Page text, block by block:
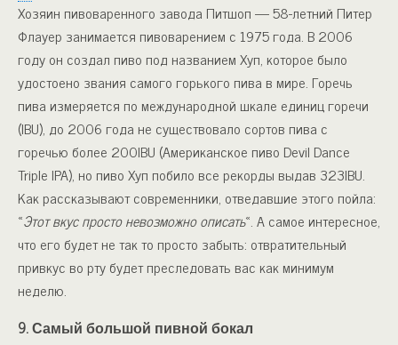
Хозяин пивоваренного завода Питшоп — 58-летний Питер
Флауер занимается пивоварением с 1975 года. В 2006
году он создал пиво под названием Хуп, которое было
удостоено звания самого горького пива в мире. Горечь
пива измеряется по международной шкале единиц горечи
(IBU), до 2006 года не существовало сортов пива с
горечью более 200IBU (Американское пиво Devil Dance
Triple IPA), но пиво Хуп побило все рекорды выдав 323IBU.
Как рассказывают современники, отведавшие этого пойла:
«Этот вкус просто невозможно описать«. А самое интересное,
что его будет не так то просто забыть: отвратительный
привкус во рту будет преследовать вас как минимум
неделю.
9. Самый большой пивной бокал